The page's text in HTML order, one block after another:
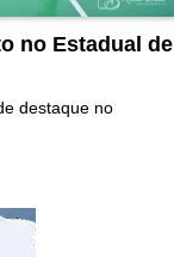
no Estadual de
destaque no